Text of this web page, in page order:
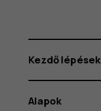
Kezdő lépések
Alapok